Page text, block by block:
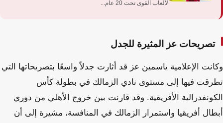
لألعاب القوى تحت 20 عام...
تصريحات عز المثيرة للجدل
وكانت الإعلامية ياسمين عز قد أثارت جدلاً واسعًا بتصريحاتها التي
تطرقت فيها إلى مستوى نادي الزمالك في بطولة كأس
الكونفدرالية الأفريقية. وقد قارنت بين خروج الأهلي من دوري
أبطال أفريقيا واستمرار الزمالك في المنافسة، مشيرة إلى أن